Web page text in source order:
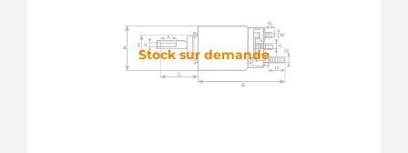
Stock sur demande